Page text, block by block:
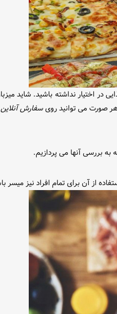
اختیار نداشته باشید. شاید
صورت می توانید رویسفارش آنلاین
به بررسی آنها می پردازیم.
از آن برای تمام افراد نیز میسر